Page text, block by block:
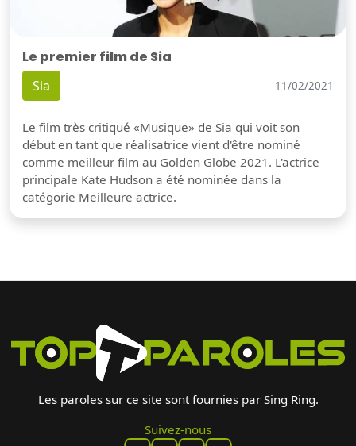
Le premier film de Sia
Sia 11/02/2021
Le film très critiqué «Musique» de Sia qui voit son
début en tant que réalisatrice vient d'être nominé
comme meilleur film au Golden Globe 2021. L'actrice
principale Kate Hudson a été nominée dans la
catégorie Meilleure actrice.
Les paroles sur ce site sont fournies par Sing Ring.
Suivez-nous